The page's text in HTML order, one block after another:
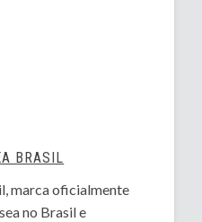
BRASIL
marca oficialmente
no Brasil e